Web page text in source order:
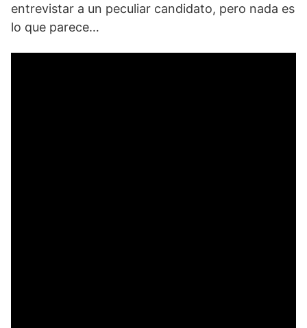
entrevistar a un peculiar candidato, pero nada es
lo que parece…